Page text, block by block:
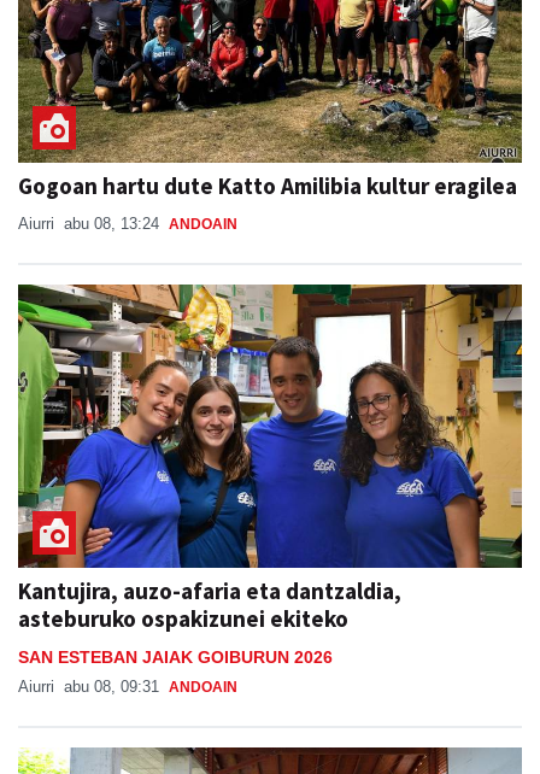
Gogoan hartu dute Katto Amilibia kultur eragilea
Aiurri abu 08, 13:24 ANDOAIN
Kantujira, auzo-afaria eta dantzaldia,
asteburuko ospakizunei ekiteko
SAN ESTEBAN JAIAK GOIBURUN 2026
Aiurri abu 08, 09:31 ANDOAIN